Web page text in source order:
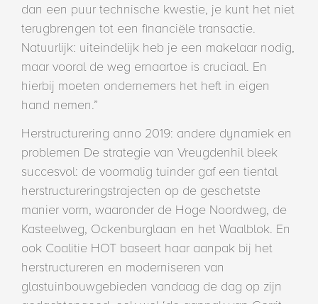
dan een puur technische kwestie, je kunt het niet
terugbrengen tot een financiële transactie.
Natuurlijk: uiteindelijk heb je een makelaar nodig,
maar vooral de weg ernaartoe is cruciaal. En
hierbij moeten ondernemers het heft in eigen
hand nemen.”
Herstructurering anno 2019: andere dynamiek en
problemen De strategie van Vreugdenhil bleek
succesvol: de voormalig tuinder gaf een tiental
herstructureringstrajecten op de geschetste
manier vorm, waaronder de Hoge Noordweg, de
Kasteelweg, Ockenburglaan en het Waalblok. En
ook Coalitie HOT baseert haar aanpak bij het
herstructureren en moderniseren van
glastuinbouwgebieden vandaag de dag op zijn